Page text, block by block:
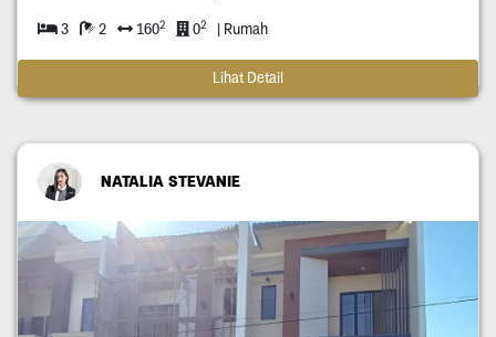
3 2 1602 02 | Rumah
Lihat Detail
NATALIA STEVANIE